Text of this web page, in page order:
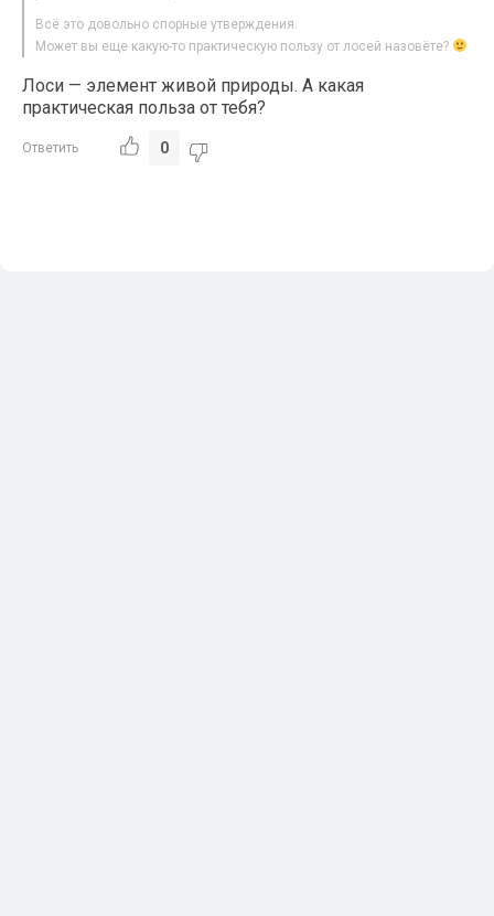
Всё это довольно спорные утверждения.
Может вы еще какую-то практическую пользу от лосей назовёте?
Лоси — элемент живой природы. А какая
практическая польза от тебя?
Ответить 0